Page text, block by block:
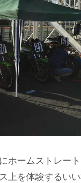
ホームストレー
上を体験するい